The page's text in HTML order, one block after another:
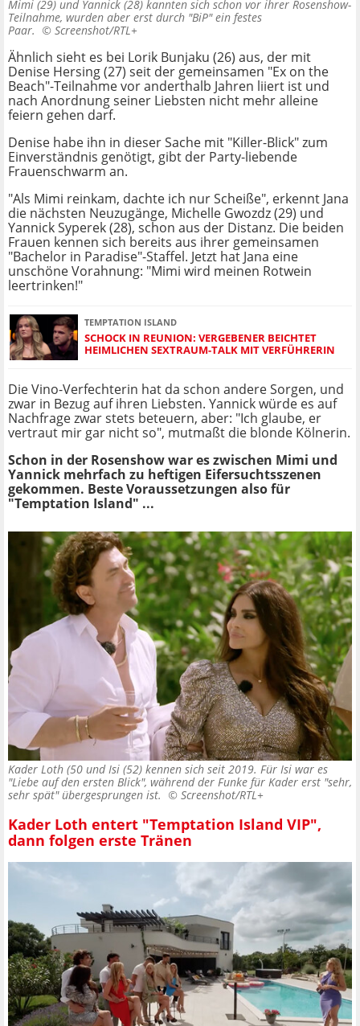
Mimi (29) und Yannick (28) kannten sich schon vor ihrer Rosenshow-
Teilnahme, wurden aber erst durch "BiP" ein festes
Paar. © Screenshot/RTL+
Ähnlich sieht es bei Lorik Bunjaku (26) aus, der mit
Denise Hersing (27) seit der gemeinsamen "Ex on the
Beach"-Teilnahme vor anderthalb Jahren liiert ist und
nach Anordnung seiner Liebsten nicht mehr alleine
feiern gehen darf.
Denise habe ihn in dieser Sache mit "Killer-Blick" zum
Einverständnis genötigt, gibt der Party-liebende
Frauenschwarm an.
"Als Mimi reinkam, dachte ich nur Scheiße", erkennt Jana
die nächsten Neuzugänge, Michelle Gwozdz (29) und
Yannick Syperek (28), schon aus der Distanz. Die beiden
Frauen kennen sich bereits aus ihrer gemeinsamen
"Bachelor in Paradise"-Staffel. Jetzt hat Jana eine
unschöne Vorahnung: "Mimi wird meinen Rotwein
leertrinken!"
TEMPTATION ISLAND
SCHOCK IN REUNION: VERGEBENER BEICHTET
HEIMLICHEN SEXTRAUM-TALK MIT VERFÜHRERIN
Die Vino-Verfechterin hat da schon andere Sorgen, und
zwar in Bezug auf ihren Liebsten. Yannick würde es auf
Nachfrage zwar stets beteuern, aber: "Ich glaube, er
vertraut mir gar nicht so", mutmaßt die blonde Kölnerin.
Schon in der Rosenshow war es zwischen Mimi und
Yannick mehrfach zu heftigen Eifersuchtsszenen
gekommen. Beste Voraussetzungen also für
"Temptation Island" ...
Kader Loth (50 und Isi (52) kennen sich seit 2019. Für Isi war es
"Liebe auf den ersten Blick", während der Funke für Kader erst "sehr,
sehr spät" übergesprungen ist. © Screenshot/RTL+
Kader Loth entert "Temptation Island VIP",
dann folgen erste Tränen